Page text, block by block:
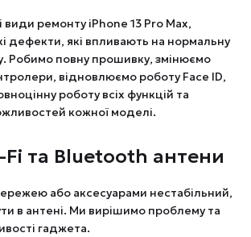
види ремонту iPhone 13 Pro Max,
дефекти, які впливають на нормальну
Робимо повну прошивку, змінюємо
відновлюємо роботу Face ID,
роботу всіх функцій та
кожної моделі.
Fi та Bluetooth антени
або аксесуарами нестабільний,
в антені. Ми вирішимо проблему та
гаджета.